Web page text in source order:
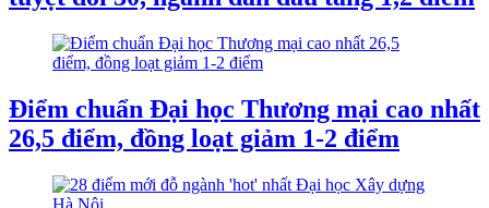
Điểm chuẩn Đại học Thương mại cao nhất
26,5 điểm, đồng loạt giảm 1-2 điểm